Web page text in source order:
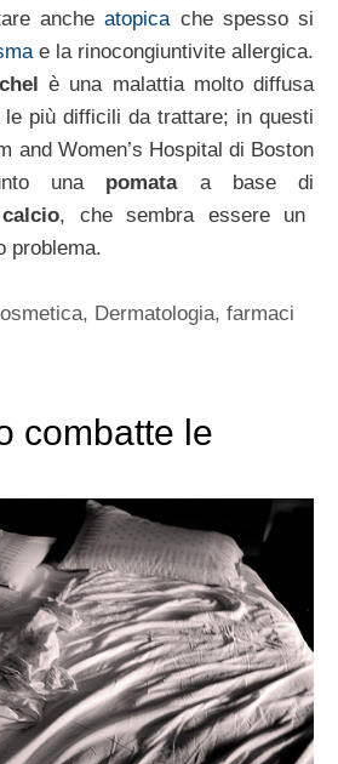
ancheatopicache spesso si
e la rinocongiuntivite allergica.
è una malattia molto diffusa
più difficili da trattare; in questi
and Women’s Hospital di Boston
una pomata a base di
, che sembra essere un
problema.
, Dermatologia,farmaci
combatte le